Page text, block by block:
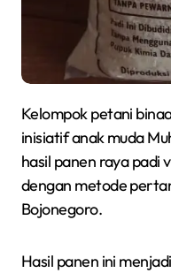
Kelompok petani binaan Lestari Muda Indonesia,
inisiatif anak muda
hasil panen raya padi
dengan metode
Bojonegoro.
Hasil panen ini